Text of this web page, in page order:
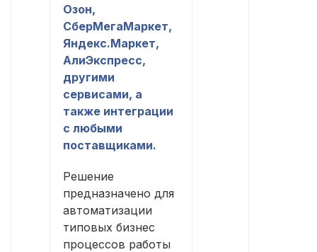
Озон,
СберМегаМаркет,
Яндекс.Маркет,
АлиЭкспресс,
другими
сервисами, а
также интеграции
с любыми
поставщиками.
Решение
предназначено для
автоматизации
типовых бизнес
процессов работы